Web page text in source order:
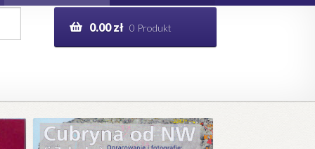
0.00zł 0 Produkt
Help in English